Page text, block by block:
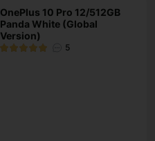
OnePlus 10 Pro 12/512GB
Panda White (Global
Version)
5